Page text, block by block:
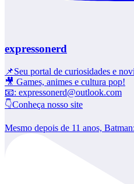
expressonerd
📌Seu portal de curiosidades e
🎥 Games, animes e cultura pop!
📧: expressonerd@outlook.com
👇Conheça nosso site
Mesmo depois de 11 anos,